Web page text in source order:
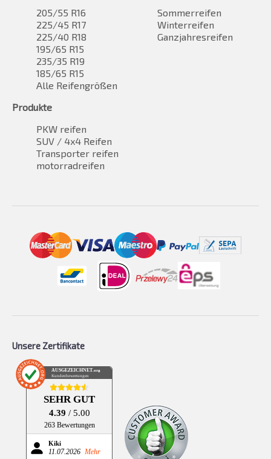
205/55 R16
225/45 R17
225/40 R18
195/65 R15
235/35 R19
185/65 R15
Alle Reifengrößen
Sommerreifen
Winterreifen
Ganzjahresreifen
Produkte
PKW reifen
SUV / 4x4 Reifen
Transporter reifen
motorradreifen
Unsere Zertifikate
AUSGEZEICHNET.org
Kundenbewertungen
SEHR GUT
4.39 / 5.00
263 Bewertungen
Kiki
11.07.2026 Mehr